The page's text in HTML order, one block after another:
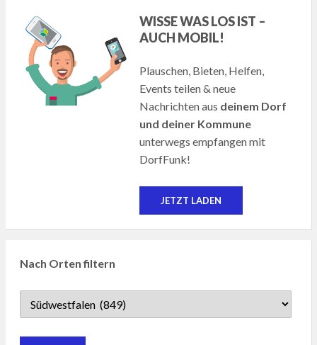
WISSE WAS LOS IST –
AUCH MOBIL!
Plauschen, Bieten, Helfen,
Events teilen & neue
Nachrichten aus deinem Dorf
und deiner Kommune
unterwegs empfangen mit
DorfFunk!
JETZT LADEN
Nach Orten filtern